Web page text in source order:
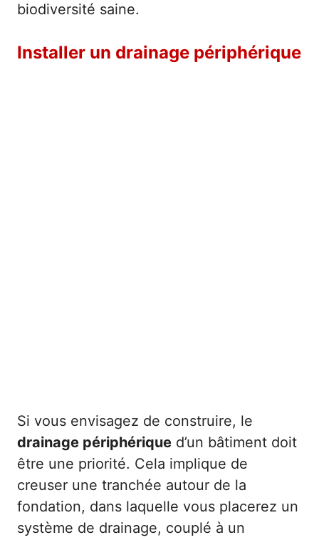
biodiversité saine.
Installer un drainage périphérique
Si vous envisagez de construire, le
drainage périphérique d’un bâtiment doit
être une priorité. Cela implique de
creuser une tranchée autour de la
fondation, dans laquelle vous placerez un
système de drainage, couplé à un